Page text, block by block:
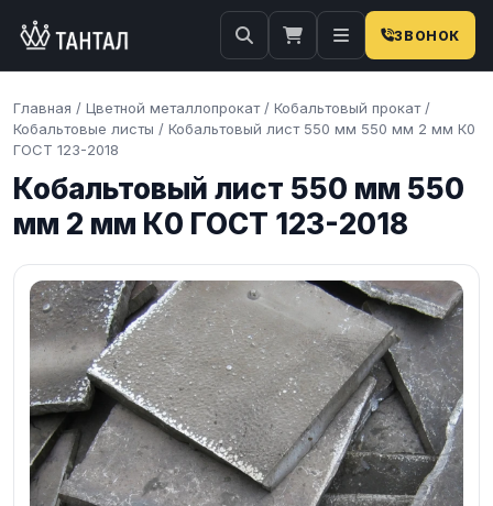
ЗВОНОК
Главная / Цветной металлопрокат / Кобальтовый прокат /
Кобальтовые листы / Кобальтовый лист 550 мм 550 мм 2 мм К0
ГОСТ 123-2018
Кобальтовый лист 550 мм 550
мм 2 мм К0 ГОСТ 123-2018